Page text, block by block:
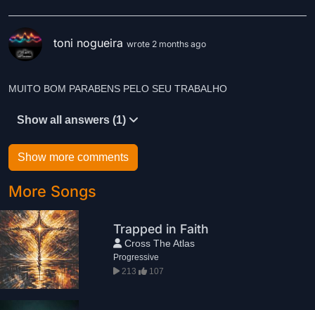
toni nogueira wrote 2 months ago
MUITO BOM PARABENS PELO SEU TRABALHO
Show all answers (1)
Show more comments
More Songs
Trapped in Faith
Cross The Atlas
Progressive
213
107